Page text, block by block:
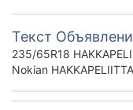
Текст
235/65R18
Nokian